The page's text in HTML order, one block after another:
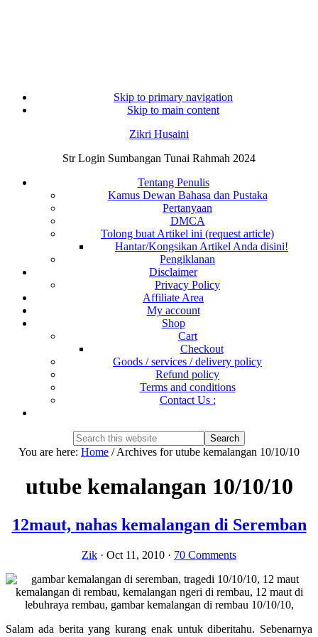
Skip to primary navigation
Skip to main content
Zikri Husaini
Str Login Sumbangan Tunai Rahmah 2024
Tentang Penulis
Kamus Dewan Bahasa dan Pustaka
Pertanyaan
DMCA
Tolong buat Artikel ini (request article)
Hantar/Kongsikan Artikel Anda disini!
Pengiklanan
Disclaimer
Privacy Policy
Affiliate Area
My account
Shop
Cart
Checkout
Goods / services / delivery policy
Refund policy
Terms and conditions
Contact Us :
Search
this
Hide
You are here: Home /Archives for utube kemalangan 10/10/10
utube kemalangan 10/10/10
12maut, nahas kemalangan di Seremban
Zik · Oct 11, 2010 · 70 Comments
Salam ada berita yang kurang enak untuk diberitahu. Sebenarnya